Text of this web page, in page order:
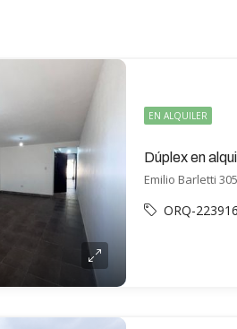
EN ALQUILER
Dúplex en
Emilio Barletti
ORQ-223916